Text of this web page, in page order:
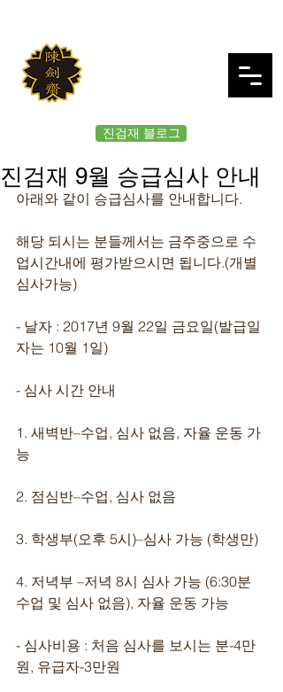
진검재 블로그
진검재 9월 승급심사 안내
아래와 같이 승급심사를 안내합니다.
해당 되시는 분들께서는 금주중으로 수
업시간내에 평가받으시면 됩니다.(개별
심사가능)
- 날자 : 2017년 9월 22일 금요일(발급일
자는 10월 1일)
- 심사 시간 안내
1. 새벽반–수업, 심사 없음, 자율 운동 가
능
2. 점심반–수업, 심사 없음
3. 학생부(오후 5시)–심사 가능 (학생만)
4. 저녁부 –저녁 8시 심사 가능 (6:30분
수업 및 심사 없음), 자율 운동 가능
- 심사비용 : 처음 심사를 보시는 분-4만
원, 유급자-3만원